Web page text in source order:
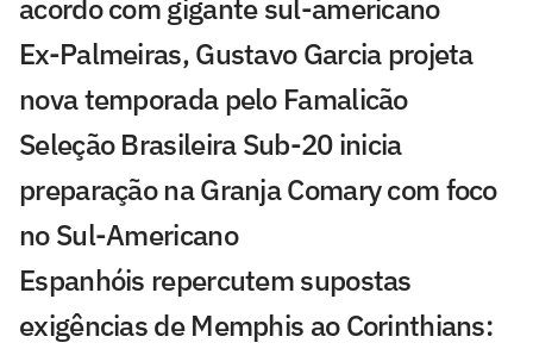
acordo com gigante sul-americano
Ex-Palmeiras, Gustavo Garcia projeta
nova temporada pelo Famalicão
Seleção Brasileira Sub-20 inicia
preparação na Granja Comary com foco
no Sul-Americano
Espanhóis repercutem supostas
exigências de Memphis ao Corinthians: